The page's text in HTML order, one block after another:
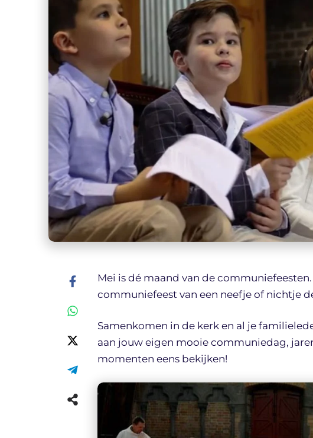
Mei is dé maand van de
communiefeest van een neefje of nichtje
Samenkomen in de kerk en al je
aan jouw eigen mooie communiedag,
momenten eens bekijken!